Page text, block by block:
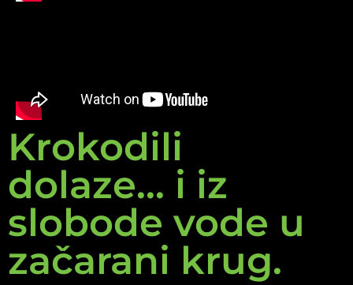
Krokodili
dolaze... i iz
slobode vode u
začarani krug.